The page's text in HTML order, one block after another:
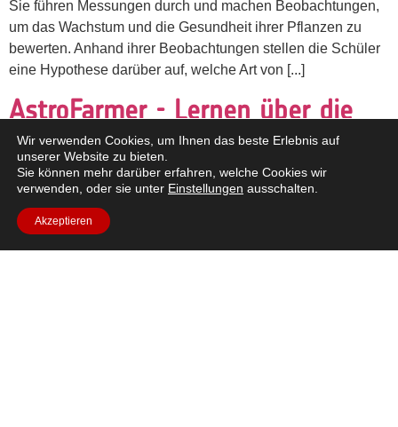
Sie führen Messungen durch und machen Beobachtungen,
um das Wachstum und die Gesundheit ihrer Pflanzen zu
bewerten. Anhand ihrer Beobachtungen stellen die Schüler
eine Hypothese darüber auf, welche Art von [...]
AstroFarmer - Lernen über die
Bedingungen für das
Pflanzenwachstum
Wir verwenden Cookies, um Ihnen das beste Erlebnis auf
unserer Website zu bieten.
Sie können mehr darüber erfahren, welche Cookies wir
verwenden, oder sie unter Einstellungen ausschalten.
Akzeptieren